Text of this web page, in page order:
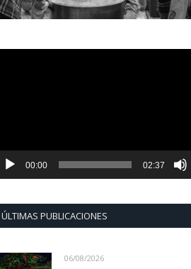
00:00 02:37
ÚLTIMAS PUBLICACIONES
06/08/2026